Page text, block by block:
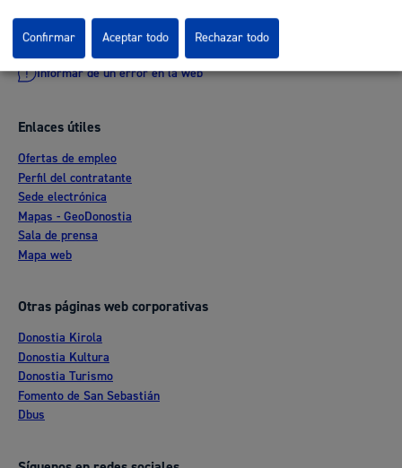
(+34) 943 481 000
Informar de un error en la web
Enlaces útiles
Ofertas de empleo
Perfil del contratante
Sede electrónica
Mapas - GeoDonostia
Sala de prensa
Mapa web
Otras páginas web corporativas
Donostia Kirola
Donostia Kultura
Donostia Turismo
Fomento de San Sebastián
Dbus
Rechazar todo
Confirmar Aceptar todo